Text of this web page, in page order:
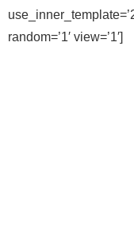
random=’1′ view=’1′]